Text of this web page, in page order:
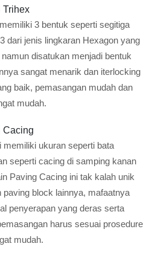
Trihex
3 bentuk seperti segitiga
dari jenis lingkaran Hexagon yang
disatukan menjadi bentuk
sangat menarik dan iterlocking
baik, pemasangan mudah dan
mudah.
Cacing
ukuran seperti bata
seperti cacing di samping kanan
Paving Cacing ini tak kalah unik
paving block lainnya, mafaatnya
penyerapan yang deras serta
harus sesuai prosedure
mudah.